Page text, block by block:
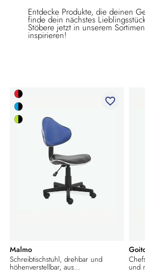
Entdecke Produkte, die deinen
finde dein nächstes
Stöbere jetzt in unserem
inspirieren!
favorite_border
Malmo
Schreibtischstuhl, drehbar und
höhenverstellbar, aus... und